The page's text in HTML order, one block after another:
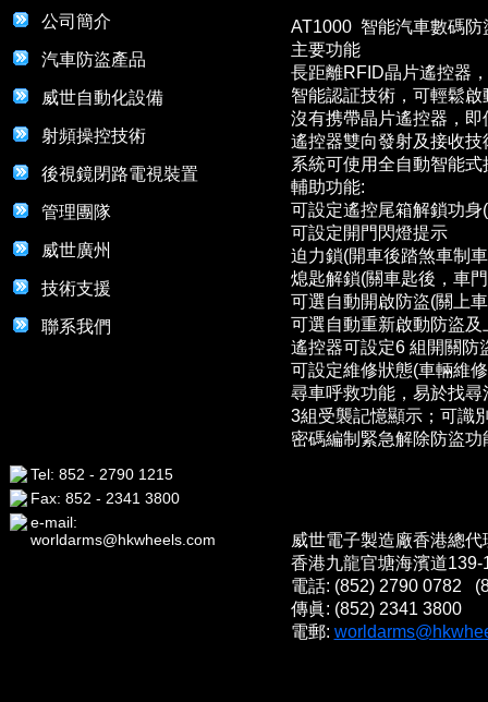
公司簡介
汽車防盜產品
威世自動化設備
射頻操控技術
後視鏡閉路電視裝置
管理團隊
威世廣州
技術支援
聯系我們
Tel: 852 - 2790 1215
Fax: 852 - 2341 3800
e-mail:
worldarms@hkwheels.com
AT1000 智能汽車數碼防
主要功能
長距離RFID晶片遙控器
智能認証技術，可輕鬆
沒有携帶晶片遙控器，
遙控器雙向發射及接收
系統可使用全自動智能
輔助功能:
可設定遙控尾箱解鎖功
可設定開門閃燈提示
迫力鎖(開車後踏煞車制
熄匙解鎖(關車匙後，車
可選自動開啟防盜(關上
可選自動重新啟動防盜
遙控器可設定6 組開關防
可設定維修狀態(車輛維
尋車呼救功能，易於找尋
3組受襲記憶顯示；可識
密碼編制緊急解除防盜功
威世電子製造廠香港總
香港九龍官塘海濱道
電話: (852) 2790 0782
傳眞: (852) 2341 3800
電郵: